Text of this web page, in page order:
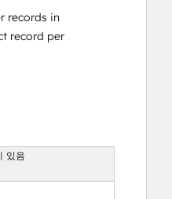
records in
record per
있음